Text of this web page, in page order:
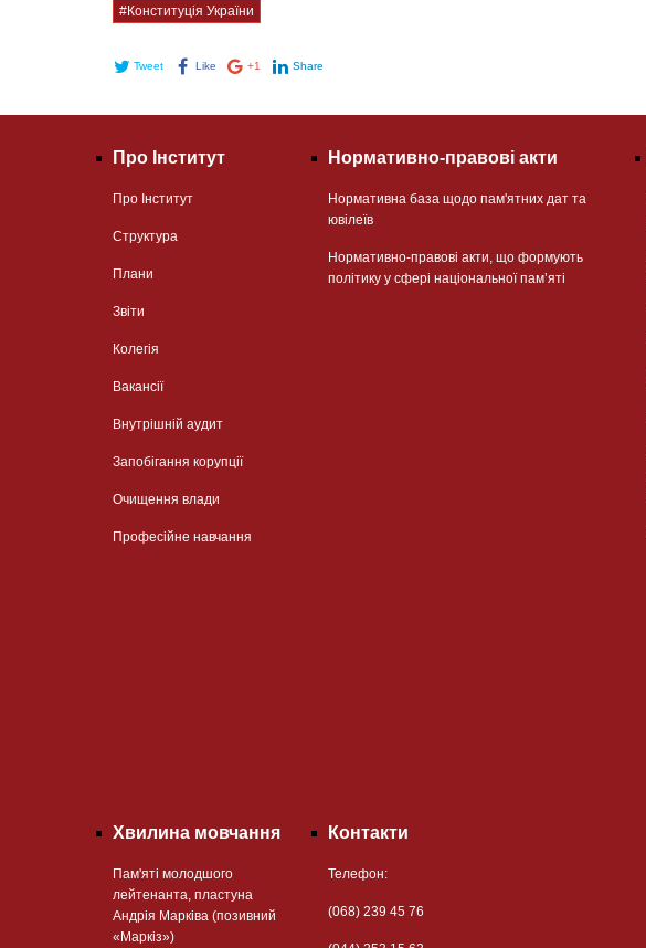
#Конституція України
Tweet Like +1 Share
Про Інститут
Про Інститут
Структура
Плани
Звіти
Колегія
Вакансії
Внутрішній аудит
Запобігання корупції
Очищення влади
Професійне навчання
Нормативно-правові акти
Нормативна база щодо пам'ятних дат та
ювілеїв
Нормативно-правові акти, що формують
політику у сфері національної памʼяті
Хвилина мовчання
Пам'яті молодшого
лейтенанта, пластуна
Андрія Марківа (позивний
«Маркіз»)
Контакти
Телефон:
(068) 239 45 76